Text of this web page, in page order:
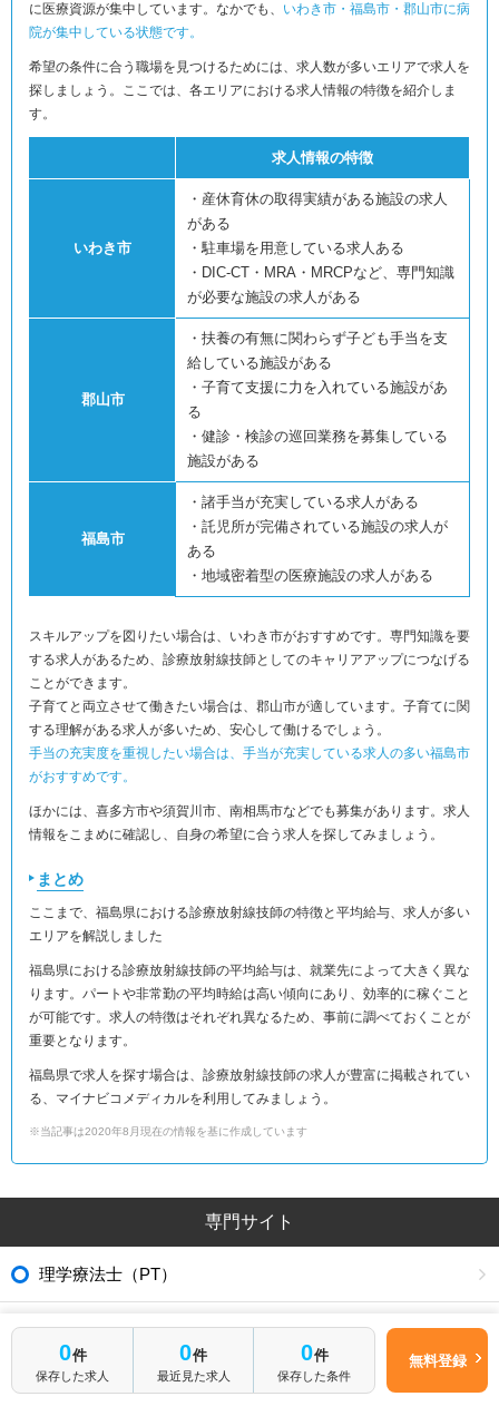
0件
保存した求人
0件
最近見た求人
0件
保存した条件
無料登録
に医療資源が集中しています。なかでも、 いわき市・福島市・郡山市に病
院が集中している状態です。
希望の条件に合う職場を見つけるためには、求人数が多いエリアで求人を
探しましょう。ここでは、各エリアにおける求人情報の特徴を紹介しま
す。
求人情報の特徴
いわき市
・産休育休の取得実績がある施設の求人
がある
・駐車場を用意している求人ある
・DIC-CT・MRA・MRCPなど、専門知識
が必要な施設の求人がある
郡山市
・扶養の有無に関わらず子ども手当を支
給している施設がある
・子育て支援に力を入れている施設があ
る
・健診・検診の巡回業務を募集している
施設がある
福島市
・諸手当が充実している求人がある
・託児所が完備されている施設の求人が
ある
・地域密着型の医療施設の求人がある
スキルアップを図りたい場合は、いわき市がおすすめです。専門知識を要
する求人があるため、診療放射線技師としてのキャリアアップにつなげる
ことができます。
子育てと両立させて働きたい場合は、郡山市が適しています。子育てに関
する理解がある求人が多いため、安心して働けるでしょう。
手当の充実度を重視したい場合は、手当が充実している求人の多い福島市
がおすすめです。
ほかには、喜多方市や須賀川市、南相馬市などでも募集があります。求人
情報をこまめに確認し、自身の希望に合う求人を探してみましょう。
まとめ
ここまで、福島県における診療放射線技師の特徴と平均給与、求人が多い
エリアを解説しました
福島県における診療放射線技師の平均給与は、就業先によって大きく異な
ります。パートや非常勤の平均時給は高い傾向にあり、効率的に稼ぐこと
が可能です。求人の特徴はそれぞれ異なるため、事前に調べておくことが
重要となります。
福島県で求人を探す場合は、診療放射線技師の求人が豊富に掲載されてい
る、マイナビコメディカルを利用してみましょう。
※当記事は2020年8月現在の情報を基に作成しています
専門サイト
理学療法士（PT）
作業療法士（OT）
言語聴覚士（ST）